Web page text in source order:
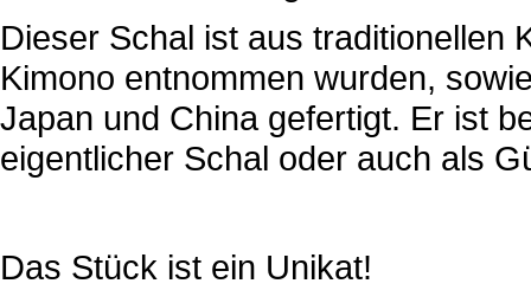
Dieser Schal ist aus traditionellen
Kimono entnommen wurden,
Japan und China gefertigt. Er ist
eigentlicher Schal oder auch als
Das Stück ist ein Unikat!